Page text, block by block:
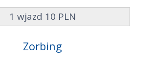
1 wjazd 10 PLN
Zorbing